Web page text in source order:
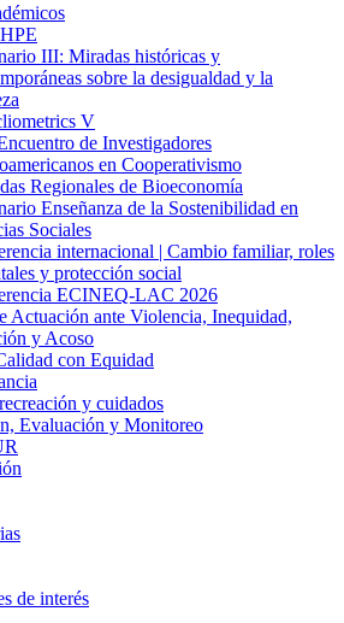
III: Miradas históricas y
sobre la desigualdad y la
V
de Investigadores
en Cooperativismo
Regionales de Bioeconomía
Enseñanza de la Sostenibilidad en
Sociales
internacional | Cambio familiar, roles
y protección social
ECINEQ-LAC 2026
Actuación ante Violencia, Inequidad,
y Acoso
con Equidad
y cuidados
Evaluación y Monitoreo
de interés